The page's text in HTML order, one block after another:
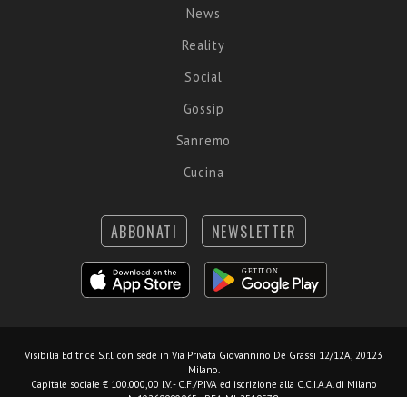
News
Reality
Social
Gossip
Sanremo
Cucina
ABBONATI NEWSLETTER
Visibilia Editrice S.r.l. con sede in Via Privata Giovannino De Grassi 12/12A, 20123
Milano.
Capitale sociale € 100.000,00 I.V. - C.F./P.IVA ed iscrizione alla C.C.I.A.A. di Milano